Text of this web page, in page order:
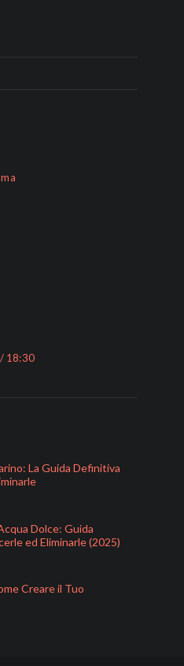
18:30
La Guida Definitiva
Dolce: Guida
ed Eliminarle (2025)
Creare il Tuo